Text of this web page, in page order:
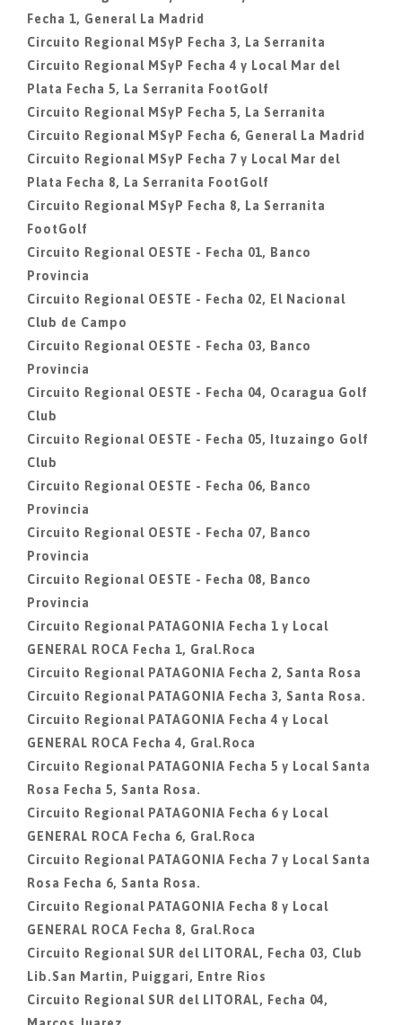
Fecha 1, General La Madrid
Circuito Regional MSyP Fecha 3, La Serranita
Circuito Regional MSyP Fecha 4 y Local Mar del
Plata Fecha 5, La Serranita FootGolf
Circuito Regional MSyP Fecha 5, La Serranita
Circuito Regional MSyP Fecha 6, General La Madrid
Circuito Regional MSyP Fecha 7 y Local Mar del
Plata Fecha 8, La Serranita FootGolf
Circuito Regional MSyP Fecha 8, La Serranita
FootGolf
Circuito Regional OESTE - Fecha 01, Banco
Provincia
Circuito Regional OESTE - Fecha 02, El Nacional
Club de Campo
Circuito Regional OESTE - Fecha 03, Banco
Provincia
Circuito Regional OESTE - Fecha 04, Ocaragua Golf
Club
Circuito Regional OESTE - Fecha 05, Ituzaingo Golf
Club
Circuito Regional OESTE - Fecha 06, Banco
Provincia
Circuito Regional OESTE - Fecha 07, Banco
Provincia
Circuito Regional OESTE - Fecha 08, Banco
Provincia
Circuito Regional PATAGONIA Fecha 1 y Local
GENERAL ROCA Fecha 1, Gral.Roca
Circuito Regional PATAGONIA Fecha 2, Santa Rosa
Circuito Regional PATAGONIA Fecha 3, Santa Rosa.
Circuito Regional PATAGONIA Fecha 4 y Local
GENERAL ROCA Fecha 4, Gral.Roca
Circuito Regional PATAGONIA Fecha 5 y Local Santa
Rosa Fecha 5, Santa Rosa.
Circuito Regional PATAGONIA Fecha 6 y Local
GENERAL ROCA Fecha 6, Gral.Roca
Circuito Regional PATAGONIA Fecha 7 y Local Santa
Rosa Fecha 6, Santa Rosa.
Circuito Regional PATAGONIA Fecha 8 y Local
GENERAL ROCA Fecha 8, Gral.Roca
Circuito Regional SUR del LITORAL, Fecha 03, Club
Lib.San Martin, Puiggari, Entre Rios
Circuito Regional SUR del LITORAL, Fecha 04,